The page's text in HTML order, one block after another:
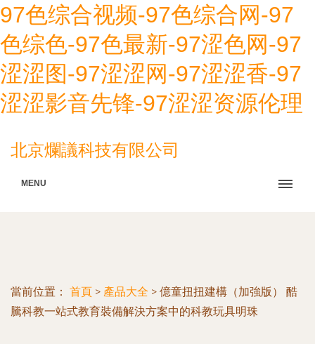
97色综合视频-97色综合网-97
色综色-97色最新-97涩色网-97
涩涩图-97涩涩网-97涩涩香-97
涩涩影音先锋-97涩涩资源伦理
北京爛議科技有限公司
MENU
當前位置： 首頁 > 產品大全 > 億童扭扭建構（加強版） 酷
騰科教一站式教育裝備解決方案中的科教玩具明珠